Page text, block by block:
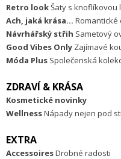
Retro lookŠaty s knoflíkovou
Ach, jaká krása...
Návrhářský střih Sametový
Good Vibes Only Zajímavé
Móda Plus Společenská
ZDRAVÍ & KRÁSA
Kosmetické novinky
WellnessNápady nejen pod
EXTRA
AccessoiresDrobné radosti